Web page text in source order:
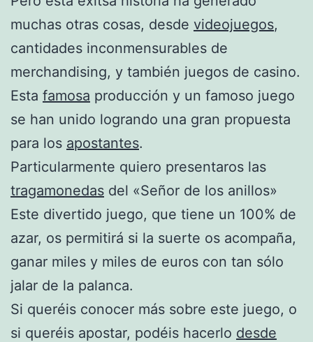
muchas otras cosas, desde videojuegos,
cantidades inconmensurables de
merchandising, y también juegos de casino.
Esta famosa producción y un famoso juego
se han unido logrando una gran propuesta
para los apostantes.
Particularmente quiero presentaros las
tragamonedas del «Señor de los anillos»
Este divertido juego, que tiene un 100% de
azar, os permitirá si la suerte os acompaña,
ganar miles y miles de euros con tan sólo
jalar de la palanca.
Si queréis conocer más sobre este juego, o
si queréis apostar, podéis hacerlo desde